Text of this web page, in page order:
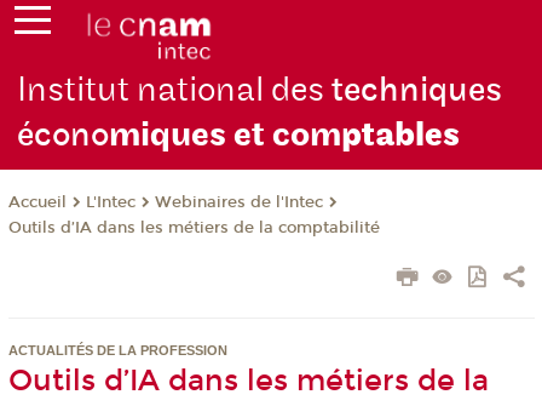
Institut national destechniques
économiques et comptables
Accueil L'Intec
Webinaires de l'Intec
Outils d’IA dans les métiers de la comptabilité
ACTUALITÉS DE LA PROFESSION
Outils d’IA dans les métiers de la